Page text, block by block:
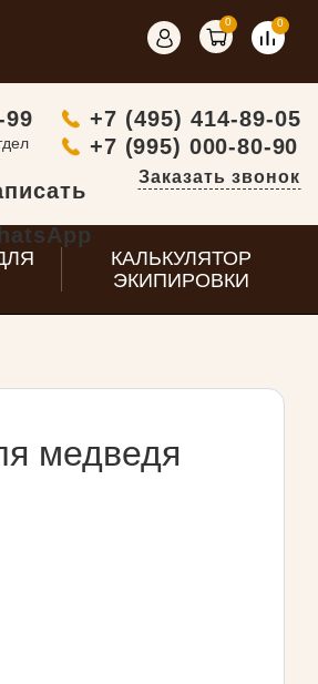
0 0
99
+7 (495) 414-89-05
+7 (995) 000-80-90
Заказать звонок
КАЛЬКУЛЯТОР
ЭКИПИРОВКИ
медведя